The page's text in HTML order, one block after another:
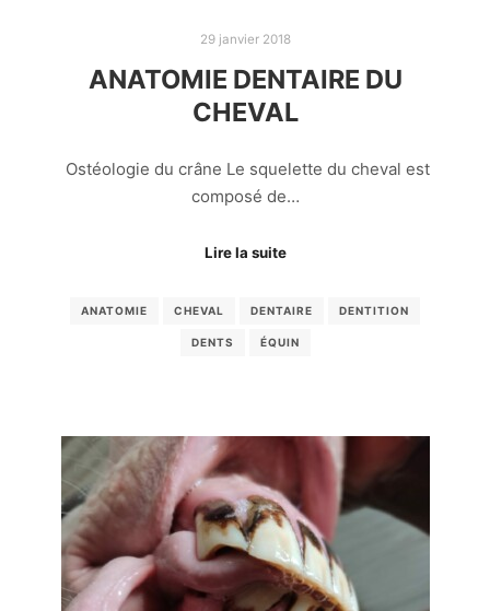
29 janvier 2018
ANATOMIE DENTAIRE DU
CHEVAL
Ostéologie du crâne Le squelette du cheval est
composé de…
Lire la suite
ANATOMIE CHEVAL DENTAIRE DENTITION
DENTS ÉQUIN